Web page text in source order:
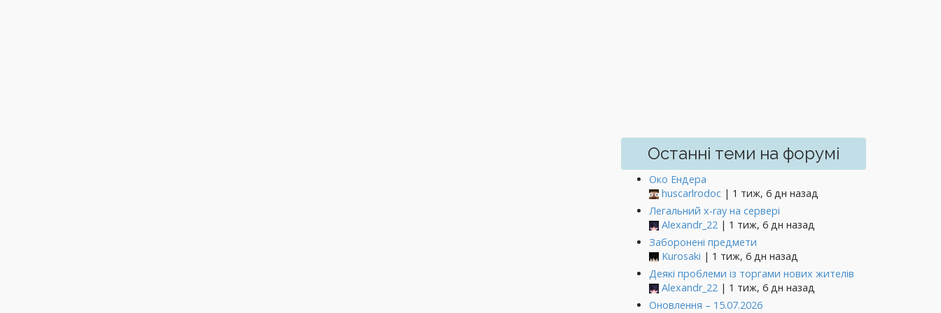
Останні теми на форумі
Око Ендера
huscarlrodoc | 1 тиж, 6 дн назад
Легальний x-ray на сервері
Alexandr_22 | 1 тиж, 6 дн назад
Заборонені предмети
Kurosaki | 1 тиж, 6 дн назад
Деякі проблеми із торгами нових жителів
Alexandr_22 | 1 тиж, 6 дн назад
Оновлення – 15.07.2026